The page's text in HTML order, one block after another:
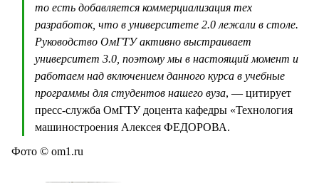
то есть добавляется коммерциализация тех
разработок, что в университете 2.0 лежали в столе.
Руководство ОмГТУ активно выстраивает
университет 3.0, поэтому мы в настоящий момент и
работаем над включением данного курса в учебные
программы для студентов нашего вуза, — цитирует
пресс-служба ОмГТУ доцента кафедры «Технология
машиностроения Алексея ФЕДОРОВА.
Фото © om1.ru